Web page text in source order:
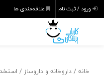
ورود / ثبت نام علاقه‌مندی ها
خانه /داروخانه و داروساز /